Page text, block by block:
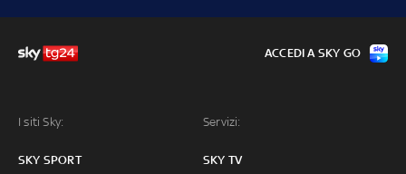
I siti Sky:
SKY SPORT
Servizi:
SKY TV
ACCEDI A SKY GO